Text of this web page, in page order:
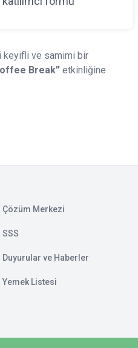
keyifli ve samimi bir
Break” etkinliğine
Çözüm Merkezi
SSS
Duyurular ve Haberler
Yemek Listesi